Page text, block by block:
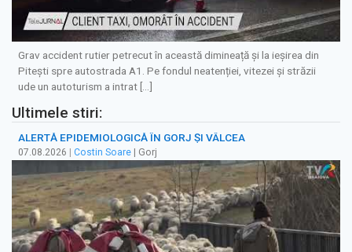
Grav accident rutier petrecut în această dimineață şi la ieșirea din
Pitești spre autostrada A1. Pe fondul neatenției, vitezei și străzii
ude un autoturism a intrat […]
Ultimele stiri:
ALERTĂ EPIDEMIOLOGICĂ ÎN GORJ ȘI VÂLCEA
07.08.2026 Costin Soare | Gorj